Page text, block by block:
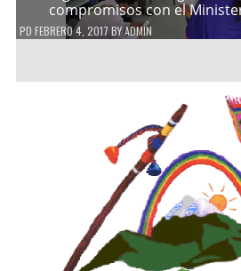
compromisos con el
PD FEBRERO 4, 2017 BYADMIN